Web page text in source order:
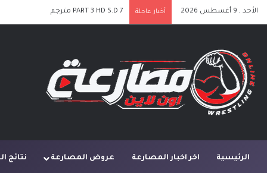
الأحد , 9 أغسطس 2026 أخبار عاجلة PART 3 HD S.D 7 مترجم
الرئيسية اخر اخبار المصارعة عروض المصارعة نتائج